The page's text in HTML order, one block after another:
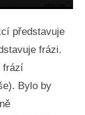
představuje
frázi.
frází
Bylo by